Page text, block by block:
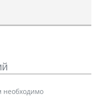
необходимо